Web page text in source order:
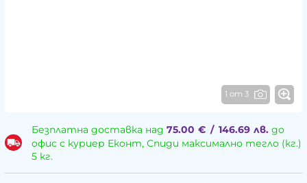
1 от 3
Безплатна доставка над 75.00 € / 146.69 лв.до
офис с куриер Еконт, Спиди максимално тегло (кг.)
5 кг.